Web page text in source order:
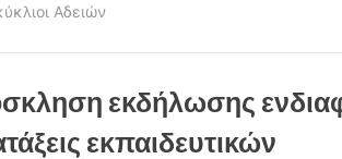
(2026-
27)”
Αδειών
εκδήλωσης
εκπαιδευτικών